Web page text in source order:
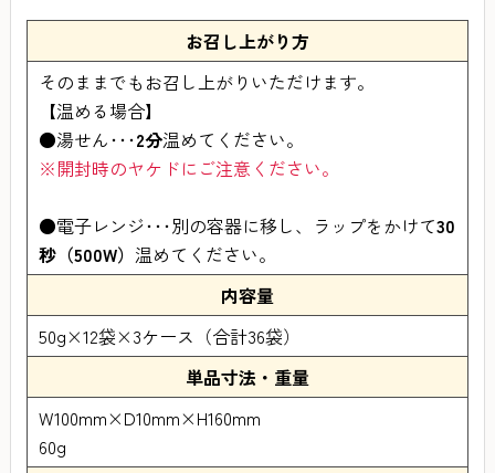
お召し上がり方
そのままでもお召し上がりいただけます。
【温める場合】
●湯せん･･･2分温めてください。
※開封時のヤケドにご注意ください。
●電子レンジ･･･別の容器に移し、ラップをかけて30
秒（500W） 温めてください。
内容量
50g×12袋×3ケース（合計36袋）
単品寸法・重量
W100mm×D10mm×H160mm
60g